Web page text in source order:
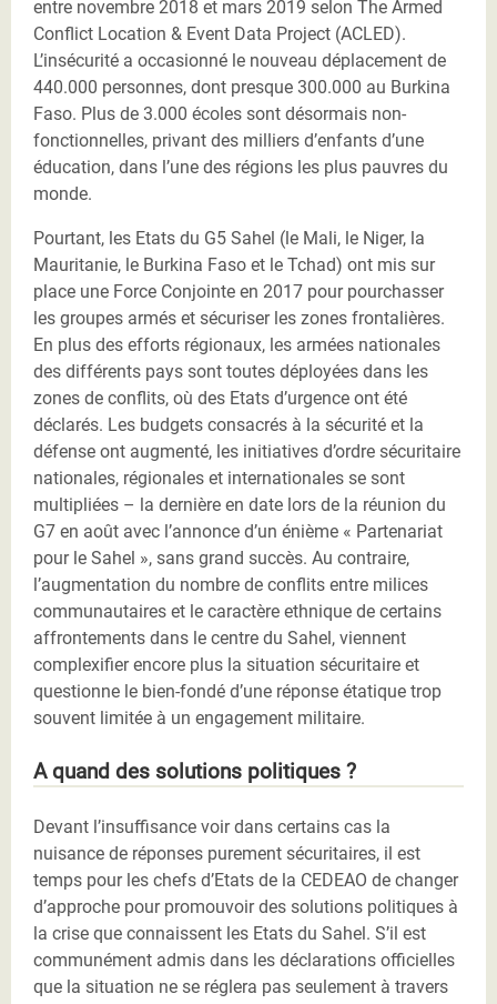
entre novembre 2018 et mars 2019 selon The Armed
Conflict Location & Event Data Project (ACLED).
L’insécurité a occasionné le nouveau déplacement de
440.000 personnes, dont presque 300.000 au Burkina
Faso. Plus de 3.000 écoles sont désormais non-
fonctionnelles, privant des milliers d’enfants d’une
éducation, dans l’une des régions les plus pauvres du
monde.
Pourtant, les Etats du G5 Sahel (le Mali, le Niger, la
Mauritanie, le Burkina Faso et le Tchad) ont mis sur
place une Force Conjointe en 2017 pour pourchasser
les groupes armés et sécuriser les zones frontalières.
En plus des efforts régionaux, les armées nationales
des différents pays sont toutes déployées dans les
zones de conflits, où des Etats d’urgence ont été
déclarés. Les budgets consacrés à la sécurité et la
défense ont augmenté, les initiatives d’ordre sécuritaire
nationales, régionales et internationales se sont
multipliées – la dernière en date lors de la réunion du
G7 en août avec l’annonce d’un énième « Partenariat
pour le Sahel », sans grand succès. Au contraire,
l’augmentation du nombre de conflits entre milices
communautaires et le caractère ethnique de certains
affrontements dans le centre du Sahel, viennent
complexifier encore plus la situation sécuritaire et
questionne le bien-fondé d’une réponse étatique trop
souvent limitée à un engagement militaire.
A quand des solutions politiques ?
Devant l’insuffisance voir dans certains cas la
nuisance de réponses purement sécuritaires, il est
temps pour les chefs d’Etats de la CEDEAO de changer
d’approche pour promouvoir des solutions politiques à
la crise que connaissent les Etats du Sahel. S’il est
communément admis dans les déclarations officielles
que la situation ne se réglera pas seulement à travers